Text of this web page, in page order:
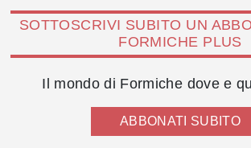
SOTTOSCRIVI SUBITO UN
FORMICHE PLUS
Il mondo di Formiche dove e
ABBONATI SUBITO